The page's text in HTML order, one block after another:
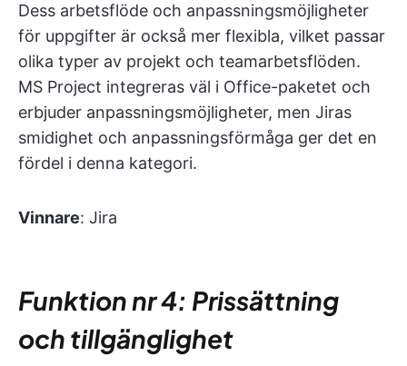
Dess arbetsflöde och anpassningsmöjligheter
för uppgifter är också mer flexibla, vilket passar
olika typer av projekt och teamarbetsflöden.
MS Project integreras väl i Office-paketet och
erbjuder anpassningsmöjligheter, men Jiras
smidighet och anpassningsförmåga ger det en
fördel i denna kategori.
Vinnare: Jira
Funktion nr 4: Prissättning
och tillgänglighet